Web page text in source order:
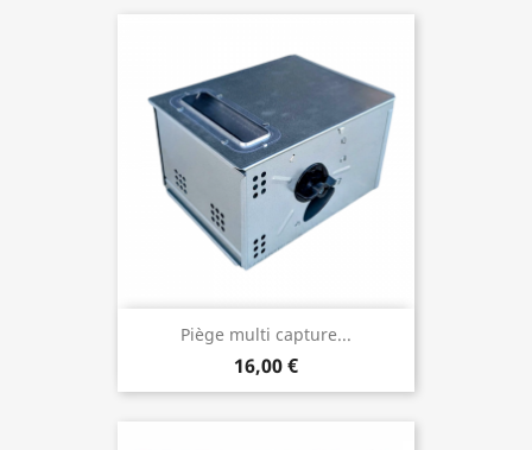
Piège multi capture...
16,00 €